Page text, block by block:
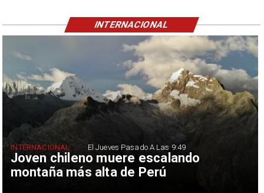
Joven chileno muere escalando
montaña más alta de Perú
INTERNACIONAL El Jueves Pasado A Las 9:49
INTERNACIONAL